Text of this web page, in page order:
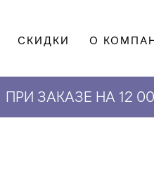
СКИДКИ О
ПРИ ЗАКАЗЕ НА 12
СКИДКА 5%